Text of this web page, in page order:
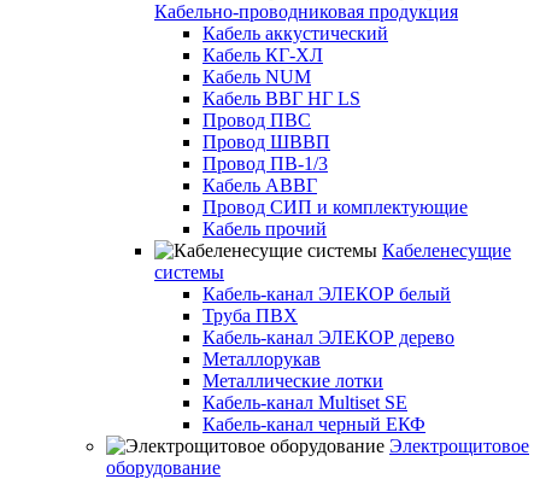
Кабельно-проводниковая продукция
Кабель аккустический
Кабель КГ-ХЛ
Кабель NUM
Кабель ВВГ НГ LS
Провод ПВС
Провод ШВВП
Провод ПВ-1/3
Кабель АВВГ
Провод СИП и комплектующие
Кабель прочий
Кабеленесущие
системы
Кабель-канал ЭЛЕКОР белый
Труба ПВХ
Кабель-канал ЭЛЕКОР дерево
Металлорукав
Металлические лотки
Кабель-канал Multiset SE
Кабель-канал черный ЕКФ
Электрощитовое
оборудование